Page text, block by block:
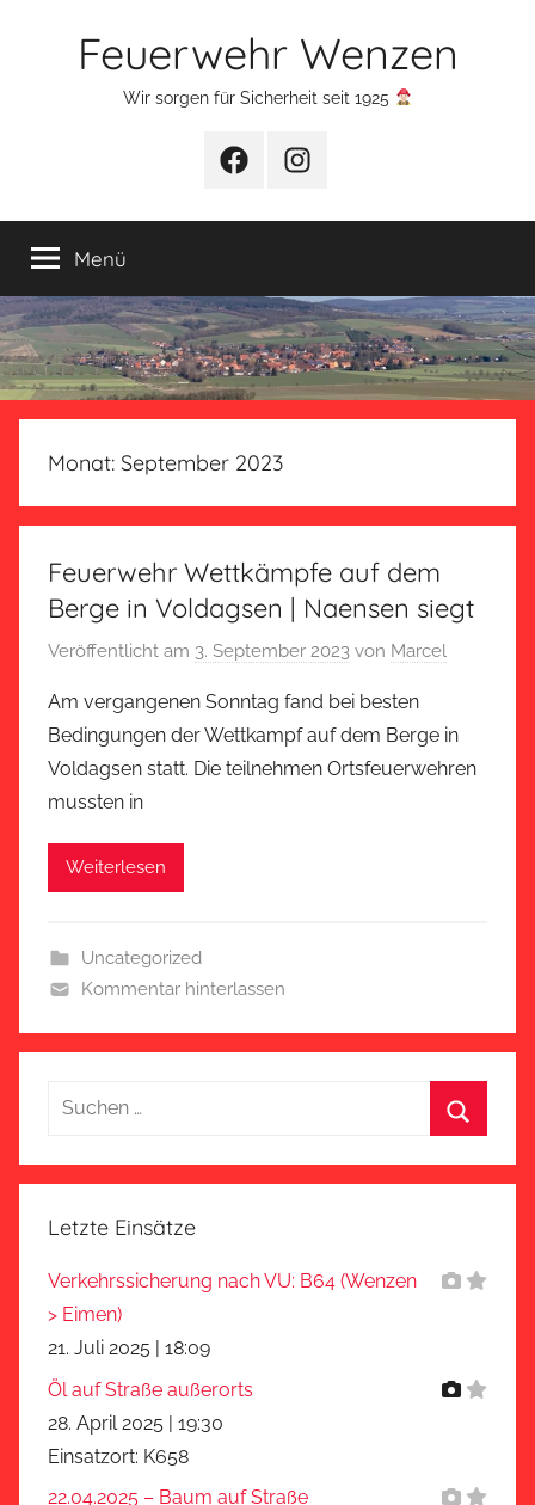
Feuerwehr Wenzen
Wir sorgen für Sicherheit seit 1925
FacebookInstagram
Menü
Monat: September 2023
Feuerwehr Wettkämpfe auf dem
Berge in Voldagsen | Naensen siegt
Veröffentlicht am 3. September 2023 von Marcel
Am vergangenen Sonntag fand bei besten
Bedingungen der Wettkampf auf dem Berge in
Voldagsen statt. Die teilnehmen Ortsfeuerwehren
mussten in
Weiterlesen
Uncategorized
Kommentar hinterlassen
Suchen
Letzte Einsätze
Verkehrssicherung nach VU: B64 (Wenzen
> Eimen)
21. Juli 2025
18:09
Öl auf Straße außerorts
28. April 2025 | 19:30
Einsatzort: K658
22.04.2025 – Baum auf Straße